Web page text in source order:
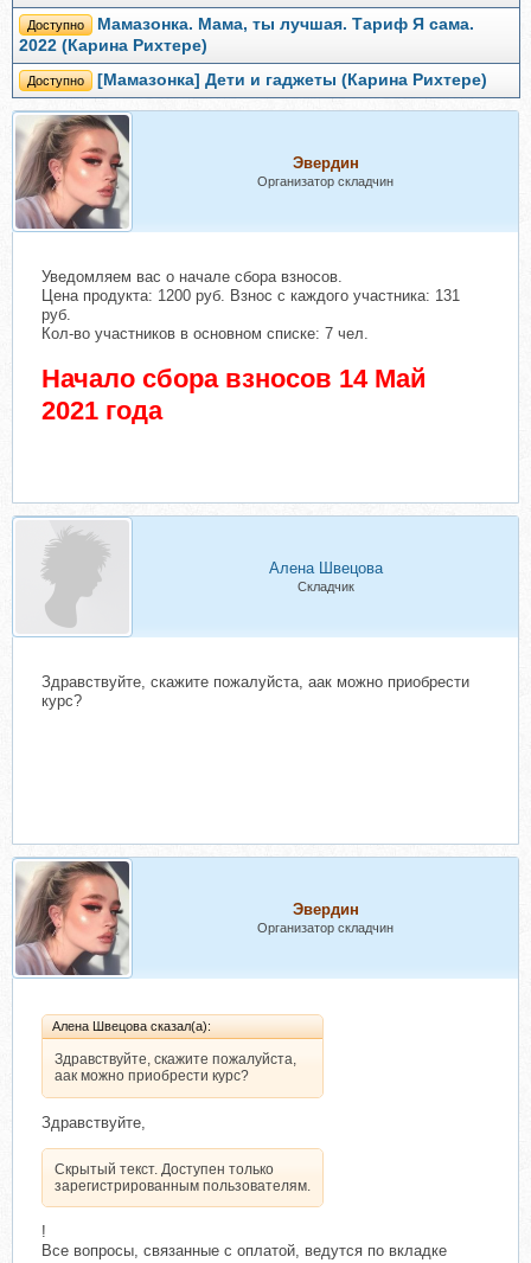
Доступно
Мамазонка. Мама, ты лучшая. Тариф Я сама.
2022 (Карина Рихтере)
Доступно [Мамазонка] Дети и гаджеты (Карина Рихтере)
Эвердин
Организатор складчин
Уведомляем вас о начале сбора взносов.
Цена продукта: 1200 руб. Взнос с каждого участника: 131
руб.
Кол-во участников в основном списке: 7 чел.
Начало сбора взносов 14 Май
2021 года
Алена Швецова
Складчик
Здравствуйте, скажите пожалуйста, аак можно приобрести
курс?
Эвердин
Организатор складчин
Алена Швецова сказал(а):
Здравствуйте, скажите пожалуйста,
аак можно приобрести курс?
Здравствуйте,
Скрытый текст. Доступен только
зарегистрированным пользователям.
!
Все вопросы, связанные с оплатой, ведутся по вкладке